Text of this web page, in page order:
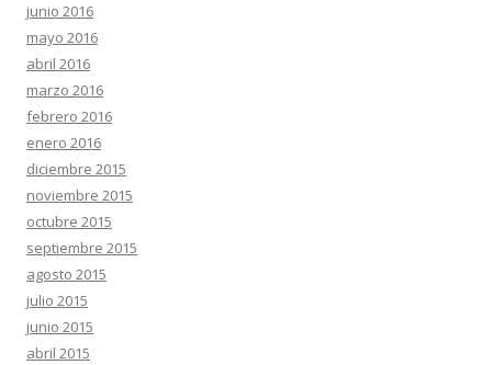
junio 2016
mayo 2016
abril 2016
marzo 2016
febrero 2016
enero 2016
diciembre 2015
noviembre 2015
octubre 2015
septiembre 2015
agosto 2015
julio 2015
junio 2015
abril 2015